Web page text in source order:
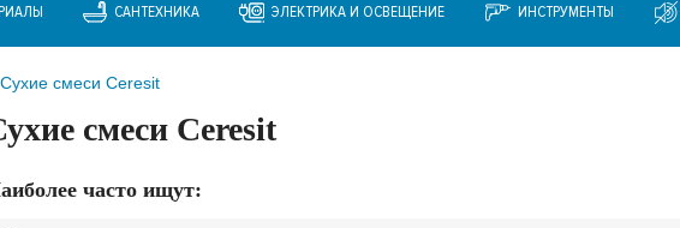
САНТЕХНИКА ЭЛЕКТРИКА И ОСВЕЩЕНИЕ ИНСТРУМЕНТЫ
Сухие смеси Ceresit
смеси Ceresit
часто ищут: